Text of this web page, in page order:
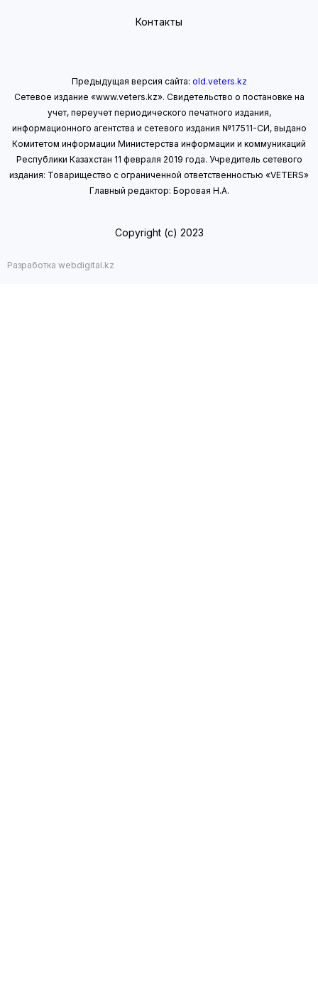
Контакты
Предыдущая версия сайта: old.veters.kz
Сетевое издание «www.veters.kz». Свидетельство о постановке на
учет, переучет периодического печатного издания,
информационного агентства и сетевого издания №17511-СИ, выдано
Комитетом информации Министерства информации и коммуникаций
Республики Казахстан 11 февраля 2019 года. Учредитель сетевого
издания: Товарищество с ограниченной ответственностью «VETERS»
Главный редактор: Боровая Н.А.
Copyright (с) 2023
Разработка webdigital.kz